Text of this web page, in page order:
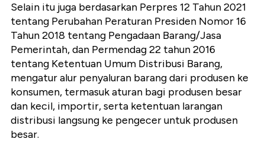
Selain itu juga berdasarkan Perpres 12 Tahun 2021
tentang Perubahan Peraturan Presiden Nomor 16
Tahun 2018 tentang Pengadaan Barang/Jasa
Pemerintah, dan Permendag 22 tahun 2016
tentang Ketentuan Umum Distribusi Barang,
mengatur alur penyaluran barang dari produsen ke
konsumen, termasuk aturan bagi produsen besar
dan kecil, importir, serta ketentuan larangan
distribusi langsung ke pengecer untuk produsen
besar.